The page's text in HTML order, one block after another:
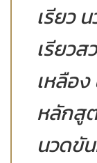
เรียว
เรียว
เหลือ
หลักสู
นวดขั